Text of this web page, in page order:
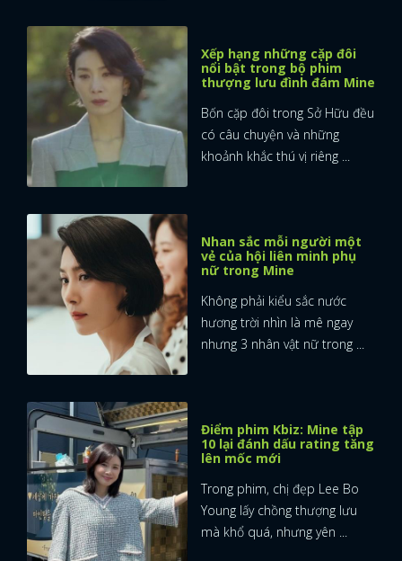
Xếp hạng những cặp đôi
nổi bật trong bộ phim
thượng lưu đình đám Mine
Bốn cặp đôi trong Sở Hữu đều
có câu chuyện và những
khoảnh khắc thú vị riêng ...
Nhan sắc mỗi người một
vẻ của hội liên minh phụ
nữ trong Mine
Không phải kiểu sắc nước
hương trời nhìn là mê ngay
nhưng 3 nhân vật nữ trong ...
Điểm phim Kbiz: Mine tập
10 lại đánh dấu rating tăng
lên mốc mới
Trong phim, chị đẹp Lee Bo
Young lấy chồng thượng lưu
mà khổ quá, nhưng yên ...